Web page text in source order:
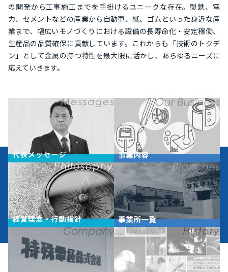
の開発から工事施工までを手掛けるユニークな存在。製鉄、電
力、セメントなどの産業から自動車、紙、ゴムといった身近な産
業まで、幅広いモノづくりにおける設備の長寿命化・安定稼働、
生産品の品質確保に貢献しています。これからも「技術のトクデ
ン」として金属の持つ特性を最大限に活かし、あらゆるニーズに
応えていきます。